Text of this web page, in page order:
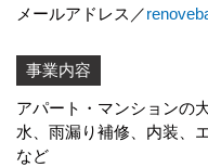
メールアドレス
事業内容
アパート・マンションの
水、雨漏り補修 、内装、
など